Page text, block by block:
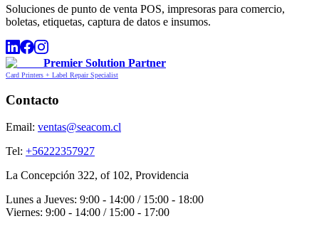
Soluciones de punto de venta POS, impresoras para comercio,
boletas, etiquetas, captura de datos e insumos.
Premier Solution Partner
Card Printers + Label Repair Specialist
Contacto
Email: ventas@seacom.cl
Tel: +56222357927
La Concepción 322, of 102, Providencia
Lunes a Jueves: 9:00 - 14:00 / 15:00 - 18:00
Viernes: 9:00 - 14:00 / 15:00 - 17:00